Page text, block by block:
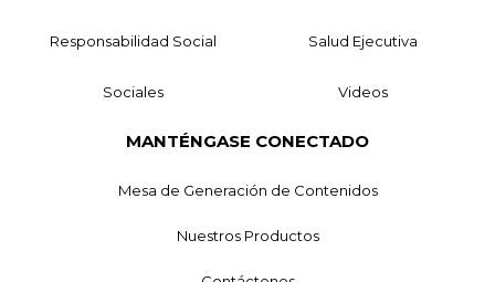
Responsabilidad Social Salud Ejecutiva
Sociales Videos
MANTÉNGASE CONECTADO
Mesa de Generación de Contenidos
Nuestros Productos